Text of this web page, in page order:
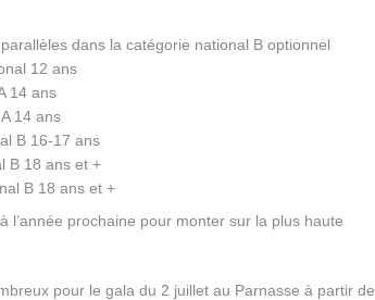
dans la catégorie national B optionnel
12 ans
14 ans
14 ans
B 16-17 ans
B 18 ans et +
B 18 ans et +
l’année prochaine pour monter sur la plus haute
pour le gala du 2 juillet au Parnasse à partir de